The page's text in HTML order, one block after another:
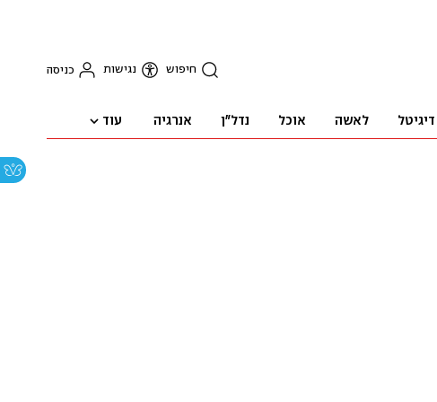
חיפוש נגישות כניסה
דיגיטל לאשה אוכל נדל"ן אנרגיה עוד